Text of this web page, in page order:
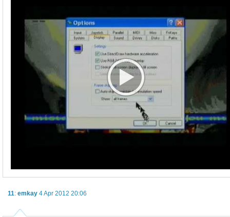
11: emkay 4 Apr 2012 20:06